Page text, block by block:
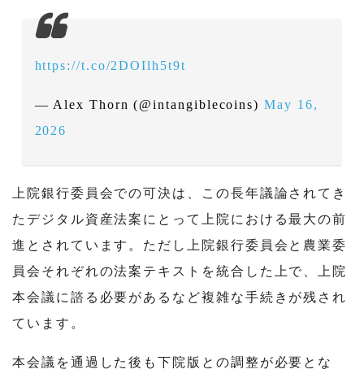
https://t.co/2DOIlh5t9t
— Alex Thorn (@intangiblecoins) May 16,
2026
上院銀行委員会での可決は、この長年議論されてき
たデジタル資産法案にとって上院における最大の前
進とされています。ただし上院銀行委員会と農業委
員会それぞれの法案テキストを統合した上で、上院
本会議に諮る必要があるなど複雑な手続きが残され
ています。
本会議を通過した後も下院版との調整が必要とな